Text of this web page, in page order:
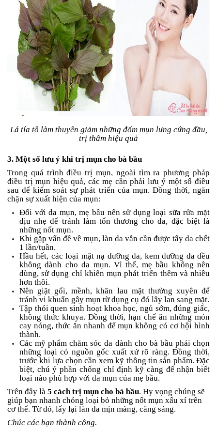
Lá tía tô làm thuyên giảm những đốm mụn lưng cứng đầu,
trị thâm hiệu quả
3. Một số lưu ý khi trị mụn cho bà bầu
Trong quá trình điều trị mụn, ngoài tìm ra phương pháp
điều trị mụn hiệu quả, các mẹ cần phải lưu ý một số điều
sau để kiểm soát sự phát triển của mụn. Đồng thời, ngăn
chặn sự xuất hiện của mụn:
Đối với da mụn, mẹ bầu nên sử dụng loại sữa rửa mặt
dịu nhẹ để tránh làm tổn thương cho da, đặc biệt là
những nốt mụn.
Khi gặp vấn đề về mụn, làn da vẫn cần được tẩy da chết
1 lần/tuần.
Hầu hết, các loại mặt nạ dưỡng da, kem dưỡng da đều
không dành cho da mụn. Vì thế, mẹ bầu không nên
dùng, sử dụng chỉ khiến mụn phát triển thêm và nhiều
hơn thôi.
Nên giặt gối, mềnh, khăn lau mặt thường xuyên để
tránh vi khuẩn gây mụn từ dụng cụ đó lây lan sang mặt.
Tập thói quen sinh hoạt khoa học, ngủ sớm, đúng giấc,
không thức khuya. Đồng thời, hạn chế ăn những món
cay nóng, thức ăn nhanh để mụn không có cơ hội hình
thành.
Các mỹ phẩm chăm sóc da dành cho bà bầu phải chọn
những loại có nguồn gốc xuất xứ rõ ràng. Đồng thời,
trước khi lựa chọn cần xem kỹ thông tin sản phẩm. Đặc
biệt, chú ý phần chống chỉ định kỹ càng để nhận biết
loại nào phù hợp với da mụn của mẹ bầu.
Trên đây là 5 cách trị mụn cho bà bầu. Hy vọng chúng sẽ
giúp bạn nhanh chóng loại bỏ những nốt mụn xấu xí trên
cơ thể. Từ đó, lấy lại làn da mịn màng, căng sáng.
Chúc các bạn thành công.